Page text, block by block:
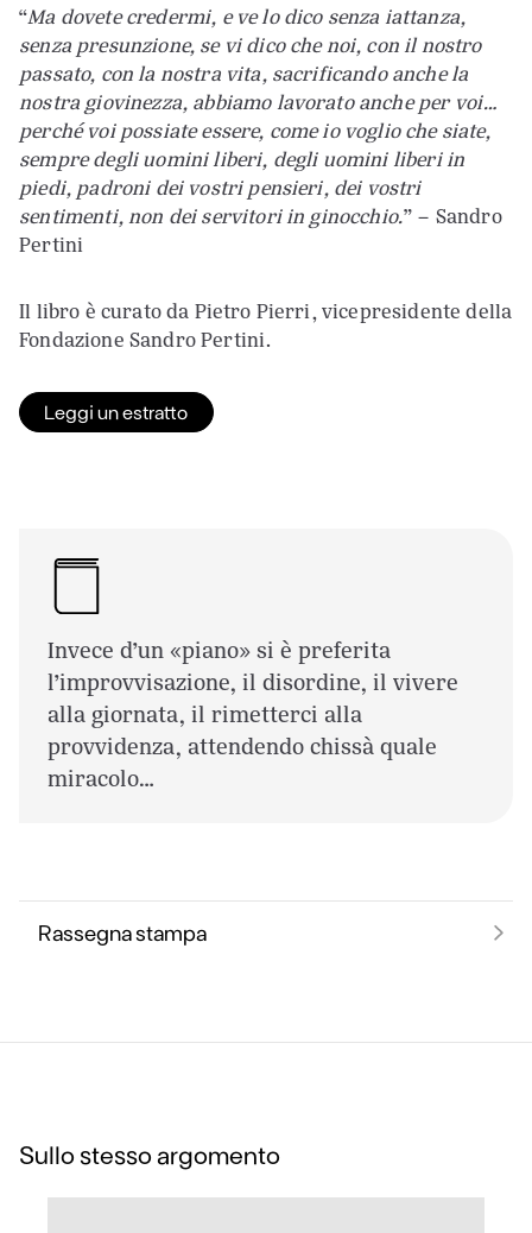
“Ma dovete credermi, e ve lo dico senza iattanza,
senza presunzione, se vi dico che noi, con il nostro
passato, con la nostra vita, sacrificando anche la
nostra giovinezza, abbiamo lavorato anche per voi…
perché voi possiate essere, come io voglio che siate,
sempre degli uomini liberi, degli uomini liberi in
piedi, padroni dei vostri pensieri, dei vostri
sentimenti, non dei servitori in ginocchio.” – Sandro
Pertini
Il libro è curato da Pietro Pierri, vicepresidente della
Fondazione Sandro Pertini.
Leggi un estratto
Invece d’un «piano» si è preferita
l’improvvisazione, il disordine, il vivere
alla giornata, il rimetterci alla
provvidenza, attendendo chissà quale
miracolo…
Rassegna stampa
Sullo stesso argomento